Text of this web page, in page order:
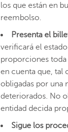
los que están en
reembolso.
Presenta el
verificará el
proporciones toda
en cuenta que, tal
obligadas por una
deteriorados. No
entidad decida
Sigue los